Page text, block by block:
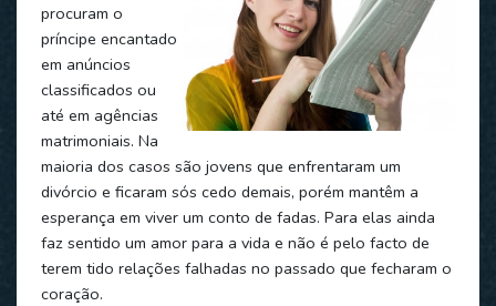
procuram o
príncipe encantado
em anúncios
classificados ou
até em agências
matrimoniais. Na
maioria dos casos são jovens que enfrentaram um
divórcio e ficaram sós cedo demais, porém mantêm a
esperança em viver um conto de fadas. Para elas ainda
faz sentido um amor para a vida e não é pelo facto de
terem tido relações falhadas no passado que fecharam o
coração.